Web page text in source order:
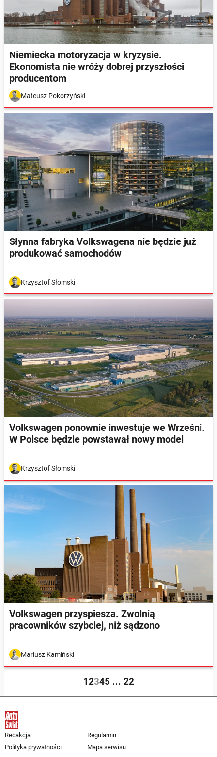
Niemiecka motoryzacja w kryzysie.
Ekonomista nie wróży dobrej przyszłości
producentom
Mateusz Pokorzyński
Słynna fabryka Volkswagena nie będzie już
produkować samochodów
Krzysztof Słomski
Volkswagen ponownie inwestuje we Wrześni.
W Polsce będzie powstawał nowy model
Krzysztof Słomski
Volkswagen przyspiesza. Zwolnią
pracowników szybciej, niż sądzono
Mariusz Kamiński
12345 ... 22
Redakcja
Regulamin
Polityka prywatności
Mapa serwisu